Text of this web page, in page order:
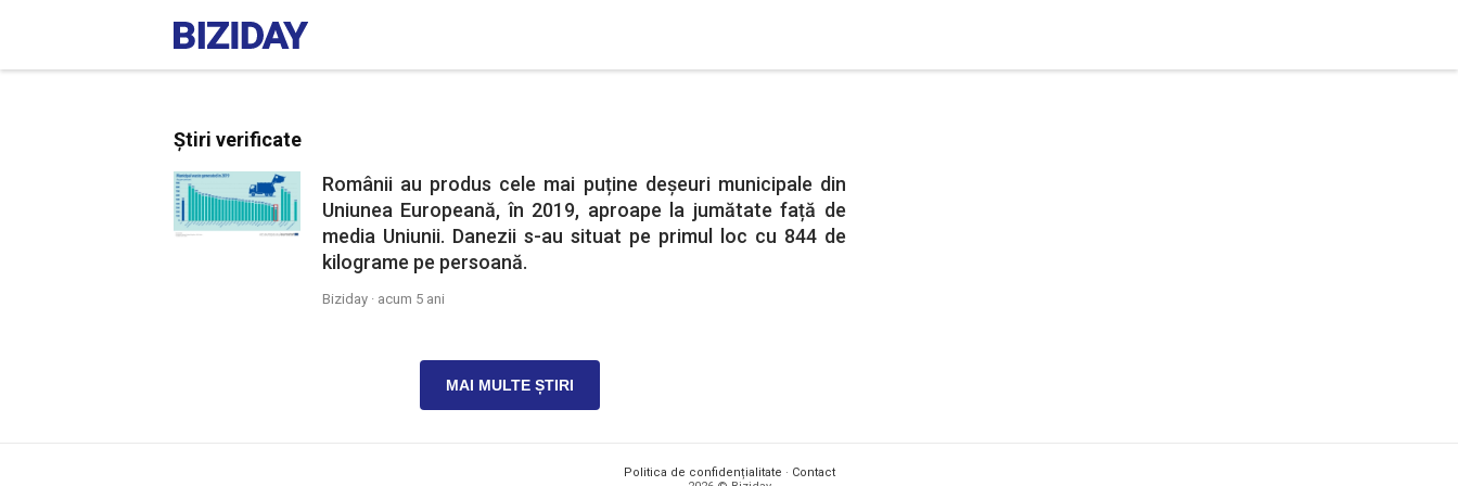
Știri verificate
Românii au produs cele mai puține deșeuri municipale din
Uniunea Europeană, în 2019, aproape la jumătate față de
media Uniunii. Danezii s-au situat pe primul loc cu 844 de
kilograme pe persoană.
Biziday · acum 5 ani
MAI MULTE ȘTIRI
Politica de confidențialitate · Contact